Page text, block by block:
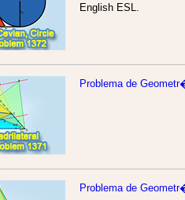
English ESL.
Problema de
Problema de